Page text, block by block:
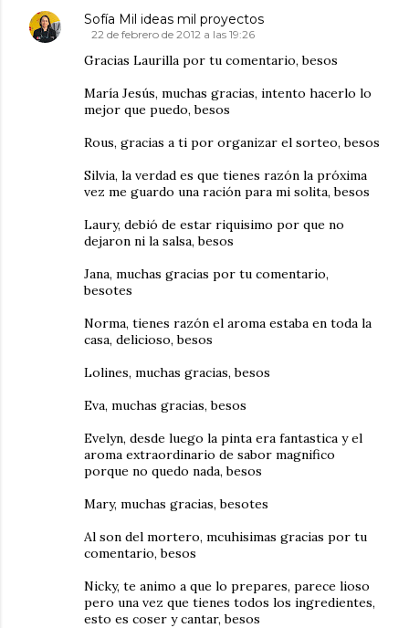
Sofía Mil ideas mil proyectos
22 de febrero de 2012 a las 19:26
Gracias Laurilla por tu comentario, besos
María Jesús, muchas gracias, intento hacerlo lo
mejor que puedo, besos
Rous, gracias a ti por organizar el sorteo, besos
Silvia, la verdad es que tienes razón la próxima
vez me guardo una ración para mi solita, besos
Laury, debió de estar riquisimo por que no
dejaron ni la salsa, besos
Jana, muchas gracias por tu comentario,
besotes
Norma, tienes razón el aroma estaba en toda la
casa, delicioso, besos
Lolines, muchas gracias, besos
Eva, muchas gracias, besos
Evelyn, desde luego la pinta era fantastica y el
aroma extraordinario de sabor magnifico
porque no quedo nada, besos
Mary, muchas gracias, besotes
Al son del mortero, mcuhisimas gracias por tu
comentario, besos
Nicky, te animo a que lo prepares, parece lioso
pero una vez que tienes todos los ingredientes,
esto es coser y cantar, besos